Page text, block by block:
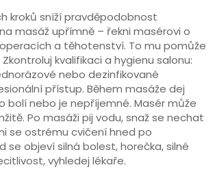
kroků sníží pravděpodobnost
masáž upřímně – řekni masérovi o
a těhotenství. To mu pomůže
kvalifikaci a hygienu salonu:
nebo dezinfikované
přístup. Během masáže dej
bolí nebo je nepříjemné. Masér může
Po masáži pij vodu, snaž se nechat
se ostrému cvičení hned po
se objeví silná bolest, horečka, silné
vyhledej lékaře.